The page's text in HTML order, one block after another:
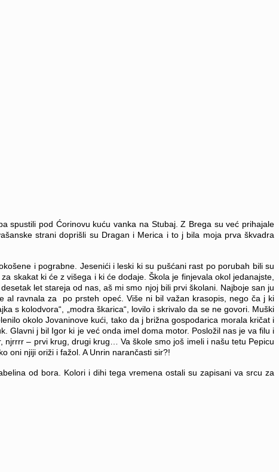
spustili pod Ćorinovu kuću vanka na Stubaj. Z Brega su već prihajale
strani doprišli su Dragan i Merica i to j bila moja prva škvadra
i pograbne. Jesenići i leski ki su pušćani rast po porubah bili su
skakat ki će z višega i ki će dodaje. Škola je finjevala okol jedanajste,
let stareja od nas, aš mi smo njoj bili prvi školani. Najboje san ju
al ravnala za po prsteh opeć. Više ni bil važan krasopis, nego ča j ki
s kolodvora“, „modra škarica“, lovilo i skrivalo da se ne govori. Muški
okolo Jovaninove kući, tako da j brižna gospodarica morala kričat i
Glavni j bil Igor ki je već onda imel doma motor. Posložil nas je va filu i
njrrrr – prvi krug, drugi krug… Va škole smo još imeli i našu tetu Pepicu
oni njiji oriži i fažol. A Unrin narančasti sir?!
od bora. Kolori i dihi tega vremena ostali su zapisani va srcu za